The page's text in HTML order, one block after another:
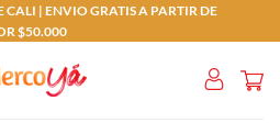
| ENVIO GRATIS A PARTIR DE
$50.000